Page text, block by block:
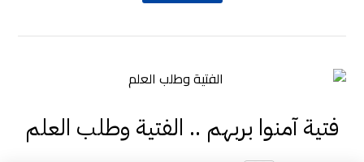
فتية آمنوا بربهم .. الفتية وطلب العلم